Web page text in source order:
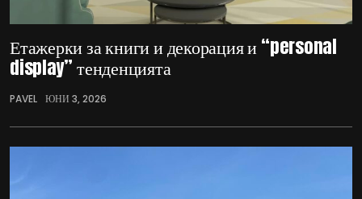
Етажерки за книги и декорация и “personal
display” тенденцията
PAVEL ЮНИ 3, 2026